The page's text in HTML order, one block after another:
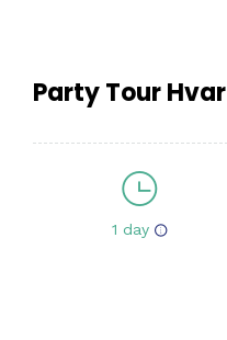
Party Tour Hvar
1 day